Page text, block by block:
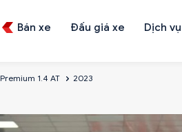
Bán xe Đấu giá xe Dịch vụ
Premium 1.4 AT 2023